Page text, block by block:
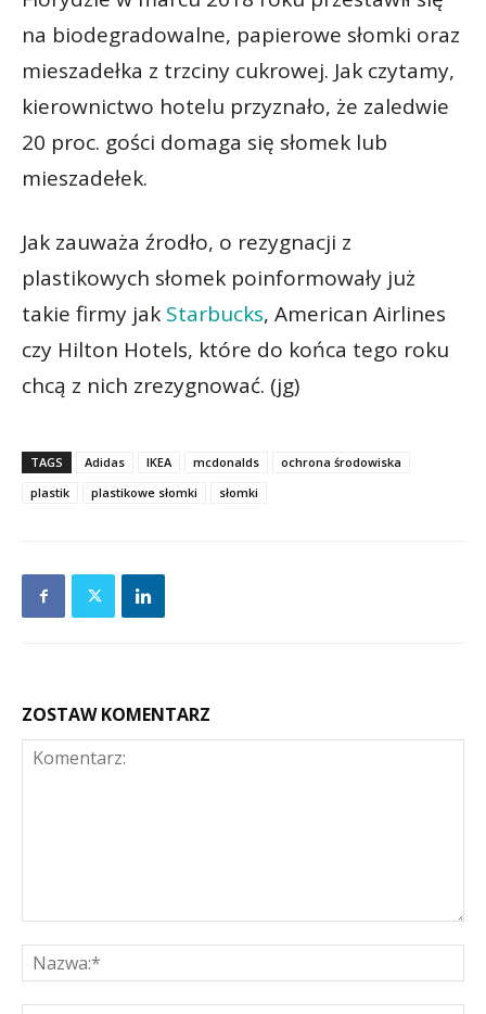
na biodegradowalne, papierowe słomki oraz
mieszadełka z trzciny cukrowej. Jak czytamy,
kierownictwo hotelu przyznało, że zaledwie
20 proc. gości domaga się słomek lub
mieszadełek.
Jak zauważa źrodło, o rezygnacji z
plastikowych słomek poinformowały już
takie firmy jak Starbucks, American Airlines
czy Hilton Hotels, które do końca tego roku
chcą z nich zrezygnować. (jg)
TAGS Adidas IKEA mcdonalds
ochrona środowiska
plastik
plastikowe słomki słomki
ZOSTAW KOMENTARZ